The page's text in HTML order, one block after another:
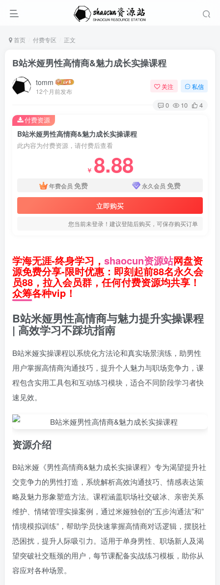
首页 付费专区 正文
B站米娅男性高情商&魅力成长实操课程
tomm
12个月前发布
关注 私信
0 10 4
B站米娅男性高情商&魅力成长实操课程
此内容为付费资源，请付费后查看
￥ 8.88
年费会员 免费 永久会员 免费
立即购买
您当前未登录！建议登陆后购买，可保存购买订单
付费资源
学海无涯-终身学习， shaocun资源站网盘资
源免费分享-限时优惠：即刻起前88名永久会
员88，拉入会员群，任何付费资源均共享！
众筹各种vip！
B站米娅男性高情商与魅力提升实操课程
| 高效学习不踩坑指南
B站米娅实操课程以系统化方法论和真实场景演练，助男性
用户掌握高情商沟通技巧，提升个人魅力与职场竞争力，课
程包含实用工具包和互动练习模块，适合不同阶段学习者快
速见效。
资源介绍
B站米娅《男性高情商&魅力成长实操课程》专为渴望提升社
交竞争力的男性打造，系统解析高效沟通技巧、情感表达策
略及魅力形象塑造方法。课程涵盖职场社交破冰、亲密关系
维护、情绪管理实操案例，通过米娅独创的”五步沟通法”和”
情境模拟训练”，帮助学员快速掌握高情商对话逻辑，摆脱社
恐困扰，提升人际吸引力。适用于单身男性、职场新人及渴
望突破社交瓶颈的用户，每节课配备实战练习模板，助你从
容应对各种场景。